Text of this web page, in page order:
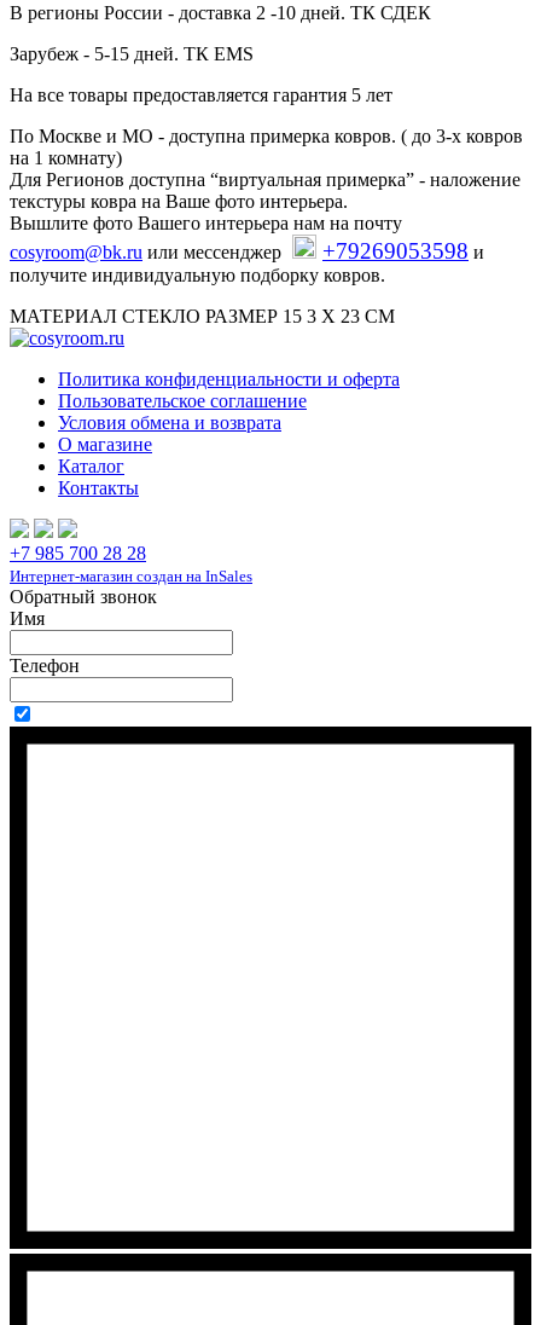
В регионы России - доставка 2 -10 дней. ТК СДЕК
Зарубеж - 5-15 дней. ТК EMS
На все товары предоставляется гарантия 5 лет
По Москве и МО - доступна примерка ковров. ( до 3-х ковров
на 1 комнату)
Для Регионов доступна “виртуальная примерка” - наложение
текстуры ковра на Ваше фото интерьера.
Вышлите фото Вашего интерьера нам на почту
cosyroom@bk.ru или мессенджер +79269053598 и
получите индивидуальную подборку ковров.
МАТЕРИАЛ СТЕКЛО РАЗМЕР 15 3 Х 23 СМ
Политика конфиденциальности и оферта
Пользовательское соглашение
Условия обмена и возврата
О магазине
Каталог
Контакты
+7 985 700 28 28
Интернет-магазин создан на InSales
Обратный звонок
Имя
Телефон